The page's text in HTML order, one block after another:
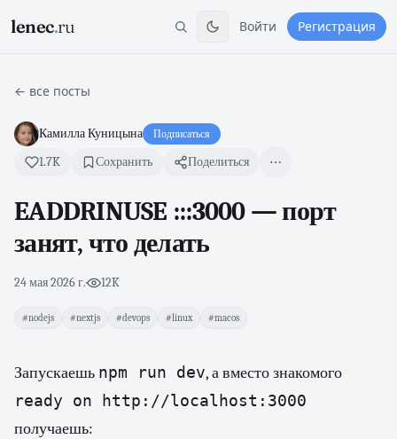
lenec.ru Войти Регистрация
← все посты
Камилла Куницына Подписаться
1.7K Сохранить Поделиться
EADDRINUSE :::3000 — порт
занят, что делать
24 мая 2026 г.· 12K
#nodejs #nextjs #devops #linux #macos
Запускаешь npm run dev, а вместо знакомого
ready on http://localhost:3000
получаешь: